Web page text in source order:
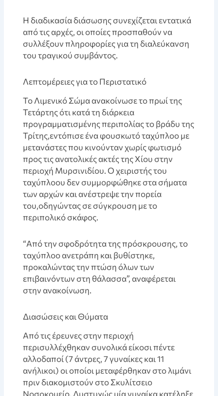
Η διαδικασία διάσωσης συνεχίζεται εντατικά
από τις αρχές, οι οποίες προσπαθούν να
συλλέξουν πληροφορίες για τη διαλεύκανση
του τραγικού συμβάντος.
Λεπτομέρειες για το Περιστατικό
Το Λιμενικό Σώμα ανακοίνωσε το πρωί της
Τετάρτης ότι κατά τη διάρκεια
προγραμματισμένης περιπολίας το βράδυ της
Τρίτης,εντόπισε ένα φουσκωτό ταχύπλοο με
μετανάστες που κινούνταν χωρίς φωτισμό
προς τις ανατολικές ακτές της Χίου στην
περιοχή Μυρσινιδίου. Ο χειριστής του
ταχύπλοου δεν συμμορφώθηκε στα σήματα
των αρχών και ανέστρεψε την πορεία
του,οδηγώντας σε σύγκρουση με το
περιπολικό σκάφος.
“Από την σφοδρότητα της πρόσκρουσης, το
ταχύπλοο ανετράπη και βυθίστηκε,
προκαλώντας την πτώση όλων των
επιβαινόντων στη θάλασσα”, αναφέρεται
στην ανακοίνωση.
Διασώσεις και Θύματα
Από τις έρευνες στην περιοχή
περισυλλέχθηκαν συνολικά είκοσι πέντε
αλλοδαποί (7 άντρες, 7 γυναίκες και 11
ανήλικοι) οι οποίοι μεταφέρθηκαν στο λιμάνι
πριν διακομιστούν στο Σκυλίτσειο
Νοσοκομείο. Δυστυχώς μία γυναίκα κατέληξε